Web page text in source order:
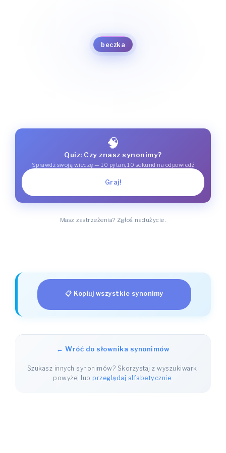
beczka
antał
antałek
baryłka
beczułka
🧠
Quiz: Czy znasz synonimy?
Sprawdź swoją wiedzę — 10 pytań, 10 sekund na odpowiedź
Graj!
Masz zastrzeżenia? Zgłoś nadużycie.
📋 Kopiuj wszystkie synonimy
← Wróć do słownika synonimów
Szukasz innych synonimów? Skorzystaj z wyszukiwarki
powyżej lubprzeglądaj alfabetycznie.